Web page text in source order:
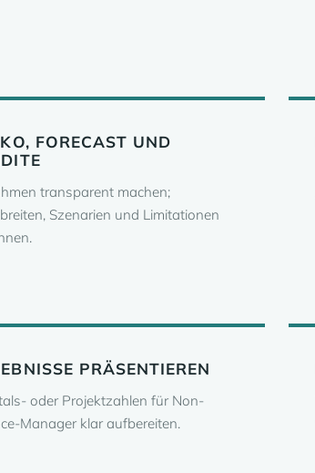
FORECAST UND
transparent machen;
Szenarien und Limitationen
PRÄSENTIEREN
oder Projektzahlen für Non-
Manager klar aufbereiten.